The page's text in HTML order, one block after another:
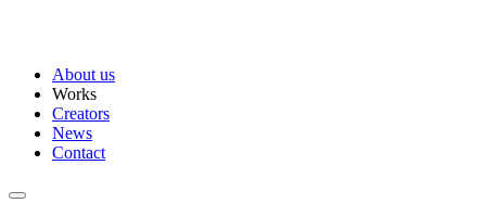
About us
Works
Creators
News
Contact